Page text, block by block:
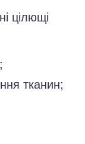
цілющі
тканин;